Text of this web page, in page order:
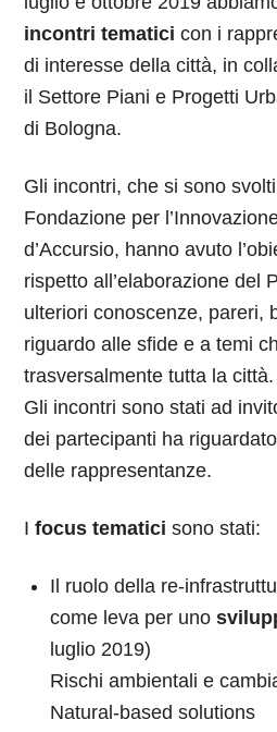
incontri tematici con i
di interesse della città, in
il Settore Piani e Progetti
di Bologna.
Gli incontri, che si sono
Fondazione per
d’Accursio, hanno avuto
rispetto all’elaborazione del
ulteriori conoscenze, pareri,
riguardo alle sfide e a temi
trasversalmente tutta la città.
Gli incontri sono stati ad
dei partecipanti ha
delle rappresentanze.
Ifocus tematici sono stati:
Il ruolo della re-
come leva per uno
luglio 2019)
Rischi ambientali e
Natural-based solutions